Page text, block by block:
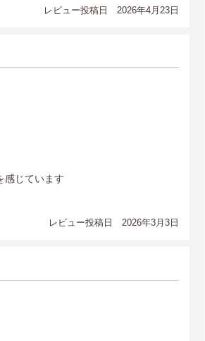
レビュー投稿日 2026年4月23日
感じています
レビュー投稿日 2026年3月3日